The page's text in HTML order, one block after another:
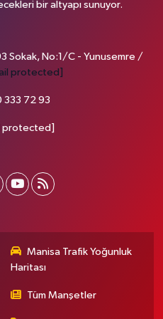
bir altyapı sunuyor.
Sokak, No:1/C - Yunusemre /
protected]
333 72 93
protected]
Manisa Trafik Yoğunluk
Haritası
Tüm Manşetler